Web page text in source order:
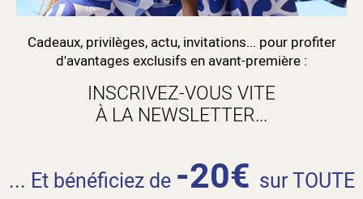
Cadeaux, privilèges, actu, invitations... pour profiter
d'avantages exclusifs en avant-première :
INSCRIVEZ-VOUS VITE
À LA NEWSLETTER...
... Et bénéficiez de -20€ sur TOUTE